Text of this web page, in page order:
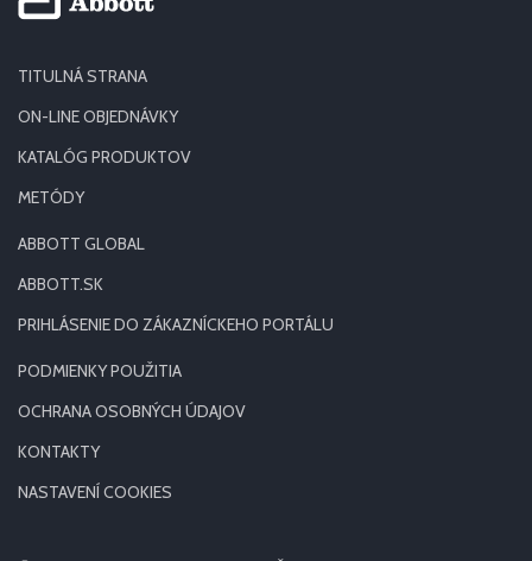
TITULNÁ STRANA
ON-LINE OBJEDNÁVKY
KATALÓG PRODUKTOV
METÓDY
ABBOTT GLOBAL
ABBOTT.SK
PRIHLÁSENIE DO ZÁKAZNÍCKEHO PORTÁLU
PODMIENKY POUŽITIA
OCHRANA OSOBNÝCH ÚDAJOV
KONTAKTY
NASTAVENÍ COOKIES